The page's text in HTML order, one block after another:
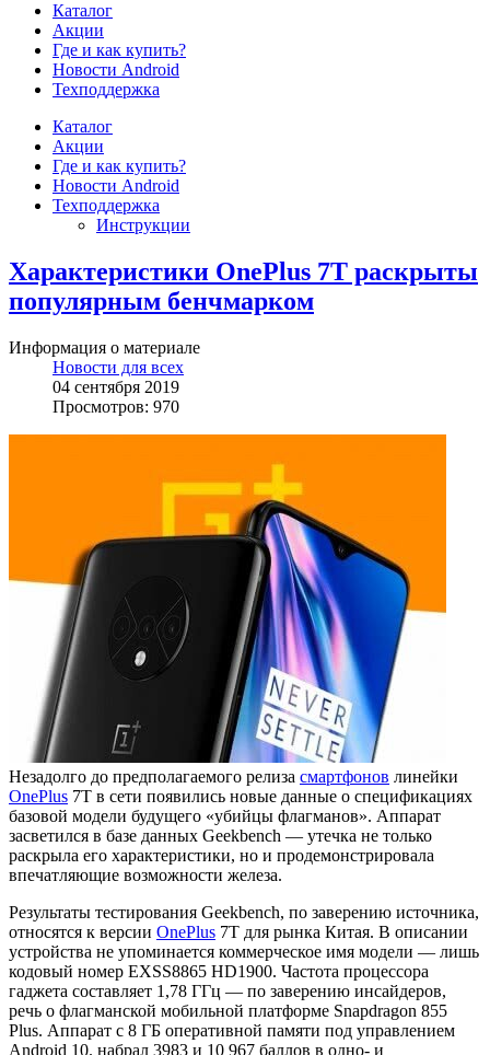
Каталог
Акции
Где и как купить?
Новости Android
Техподдержка
Каталог
Акции
Где и как купить?
Новости Android
Техподдержка
Инструкции
Характеристики OnePlus 7T раскрыты
популярным бенчмарком
Информация о материале
Новости для всех
04 сентября 2019
Просмотров: 970
Незадолго до предполагаемого релиза смартфонов линейки
OnePlus 7T в сети появились новые данные о спецификациях
базовой модели будущего «убийцы флагманов». Аппарат
засветился в базе данных Geekbench — утечка не только
раскрыла его характеристики, но и продемонстрировала
впечатляющие возможности железа.
Результаты тестирования Geekbench, по заверению источника,
относятся к версии OnePlus 7T для рынка Китая. В описании
устройства не упоминается коммерческое имя модели — лишь
кодовый номер EXSS8865 HD1900. Частота процессора
гаджета составляет 1,78 ГГц — по заверению инсайдеров,
речь о флагманской мобильной платформе Snapdragon 855
Plus. Аппарат с 8 ГБ оперативной памяти под управлением
Android 10. набрал 3983 и 10 967 баллов в одно- и